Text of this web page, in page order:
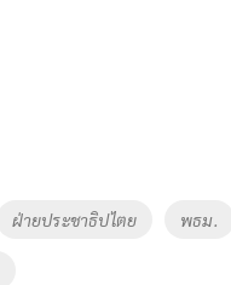
ฝ่ายประชาธิปไตย พธม.